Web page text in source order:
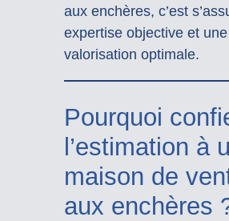
aux enchères, c’est
expertise objective et une
valorisation optimale.
Pourquoi
l’estimation à
maison de
aux enchères